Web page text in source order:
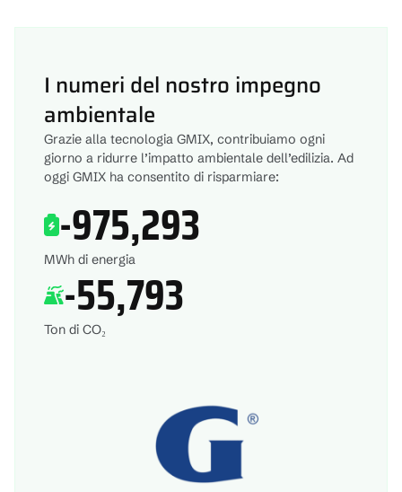
I numeri del nostro impegno
ambientale
Grazie alla tecnologia GMIX, contribuiamo ogni
giorno a ridurre l’impatto ambientale dell’edilizia. Ad
oggi GMIX ha consentito di risparmiare:
-975,293
MWh di energia
-55,793
Ton di CO₂